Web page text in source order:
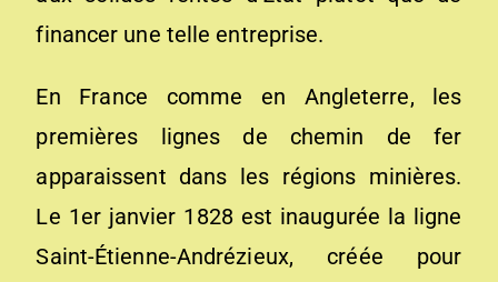
financer une telle entreprise.
En France comme en Angleterre, les
premières lignes de chemin de fer
apparaissent dans les régions minières.
Le 1er janvier 1828 est inaugurée la ligne
Saint-Étienne-Andrézieux, créée pour